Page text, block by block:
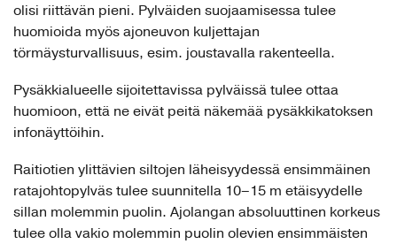
olisi riittävän pieni. Pylväiden suojaamisessa tulee
huomioida myös ajoneuvon kuljettajan
törmäysturvallisuus, esim. joustavalla rakenteella.
Pysäkkialueelle sijoitettavissa pylväissä tulee ottaa
huomioon, että ne eivät peitä näkemää pysäkkikatoksen
infonäyttöihin.
Raitiotien ylittävien siltojen läheisyydessä ensimmäinen
ratajohtopylväs tulee suunnitella 10–15 m etäisyydelle
sillan molemmin puolin. Ajolangan absoluuttinen korkeus
tulee olla vakio molemmin puolin olevien ensimmäisten